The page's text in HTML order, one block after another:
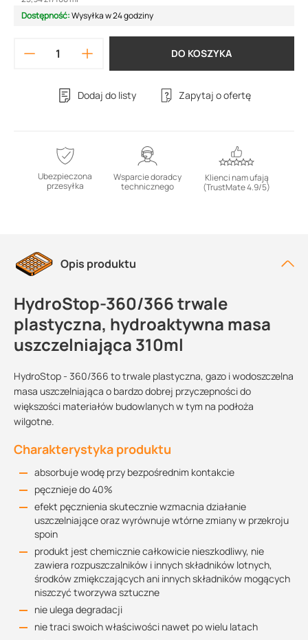
Dostępność:Wysyłka w 24 godziny
DO KOSZYKA
Dodaj do listy Zapytaj o ofertę
Ubezpieczona
przesyłka
Wsparcie doradcy
technicznego
Klienci nam ufają
(TrustMate 4.9/5)
Opis produktu
HydroStop-360/366 trwale
plastyczna, hydroaktywna masa
uszczelniająca 310ml
HydroStop - 360/366 to trwale plastyczna, gazo i wodoszczelna
masa uszczelniająca o bardzo dobrej przyczepności do
większości materiałów budowlanych w tym na podłoża
wilgotne.
Charakterystyka produktu
absorbuje wodę przy bezpośrednim kontakcie
pęcznieje do 40%
efekt pęcznienia skutecznie wzmacnia działanie
uszczelniające oraz wyrównuje wtórne zmiany w przekroju
spoin
produkt jest chemicznie całkowicie nieszkodliwy, nie
zawiera rozpuszczalników i innych składników lotnych,
środków zmiękczających ani innych składników mogących
niszczyć tworzywa sztuczne
nie ulega degradacji
nie traci swoich właściwości nawet po wielu latach